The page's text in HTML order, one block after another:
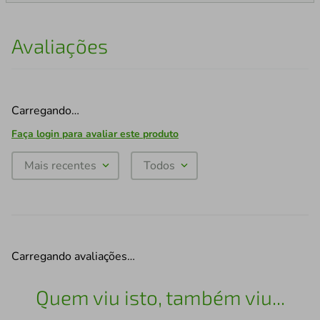
Avaliações
Carregando…
Faça login para avaliar este produto
Mais recentes Todos
Carregando avaliações…
Quem viu isto, também viu...